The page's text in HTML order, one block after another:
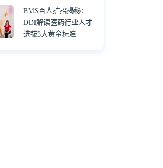
BMS百人扩招揭秘：
DDI解读医药行业人才
选拔3大黄金标准